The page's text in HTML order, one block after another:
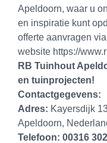
Apeldoorn, waar u
en inspiratie kunt
offerte aanvragen
website https://
RB Tuinhout
en tuinprojecten!
Contactgegevens:
Adres: Kayersdijk
Apeldoorn,
Telefoon: 00316